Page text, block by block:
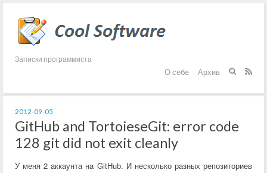
Записки программиста
О себе Архив  
2012-09-05
GitHub and TortoieseGit: error code
128 git did not exit cleanly
У меня 2 аккаунта на GitHub. И несколько разных репозиториев